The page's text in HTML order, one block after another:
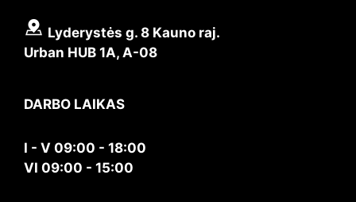
Lyderystės g. 8 Kauno raj.
Urban HUB 1A, A-08
DARBO LAIKAS
I - V 09:00 - 18:00
VI 09:00 - 15:00